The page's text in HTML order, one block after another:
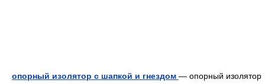
опорный изолятор с шапкой и гнездом — опорный изолятор